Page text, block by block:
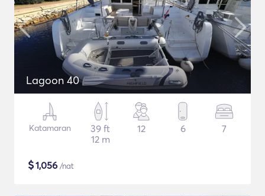
Lagoon 40
Katamaran
39 ft
12 m
12 6 7
$1,056 /nat